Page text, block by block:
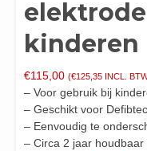
kinderen
€115,00 (€125,35 INCL.
– Voor gebruik bij
– Geschikt voor
– Eenvoudig te
– Circa 2 jaar houdbaar